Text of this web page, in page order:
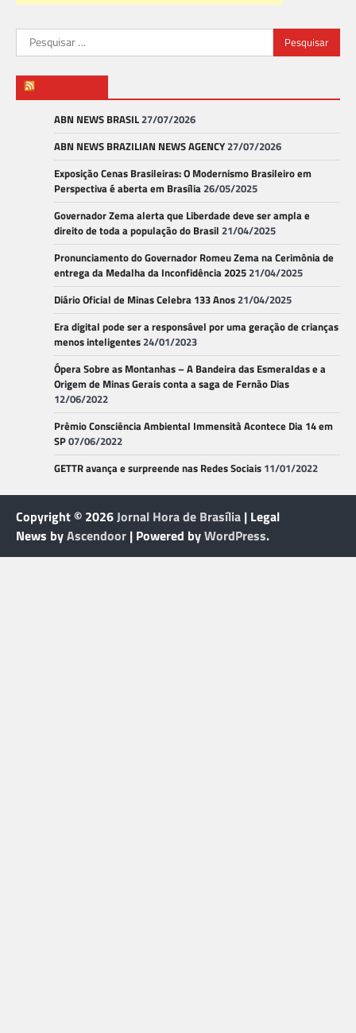
Pesquisar
por:
ABN NEWS BRASIL27/07/2026
ABN NEWS BRAZILIAN NEWS AGENCY27/07/2026
Exposição Cenas Brasileiras: O Modernismo Brasileiro em
Perspectiva é aberta em Brasília26/05/2025
Governador Zema alerta que Liberdade deve ser ampla e
direito de toda a população do Brasil 21/04/2025
Pronunciamento do Governador Romeu Zema na Cerimônia de
entrega da Medalha da Inconfidência 202521/04/2025
Diário Oficial de Minas Celebra 133 Anos21/04/2025
Era digital pode ser a responsável por uma geração de crianças
menos inteligentes24/01/2023
Ópera Sobre as Montanhas – A Bandeira das Esmeraldas e a
Origem de Minas Gerais conta a saga de Fernão Dias
12/06/2022
Prêmio Consciência Ambiental Immensità Acontece Dia 14 em
SP07/06/2022
GETTR avança e surpreende nas Redes Sociais 11/01/2022
Copyright © 2026Jornal Hora de Brasília | Legal
News byAscendoor | Powered byWordPress.